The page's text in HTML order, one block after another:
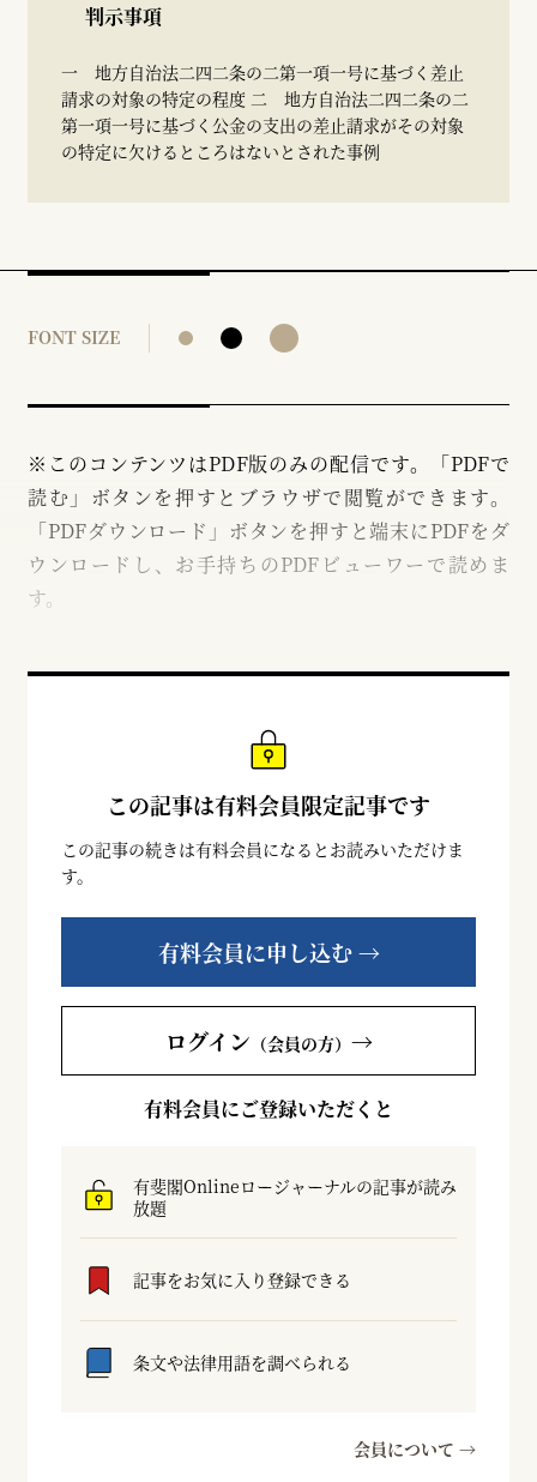
判示事項
一 地方自治法二四二条の二第一項一号に基づく差止
請求の対象の特定の程度 二 地方自治法二四二条の二
第一項一号に基づく公金の支出の差止請求がその対象
の特定に欠けるところはないとされた事例
FONT SIZE
※このコンテンツはPDF版のみの配信です。「PDFで
読む」ボタンを押すとブラウザで閲覧ができます。
「PDFダウンロード」ボタンを押すと端末にPDFをダ
ウンロードし、お手持ちのPDFビューワーで読めま
す。
この記事は有料会員限定記事です
この記事の続きは有料会員になるとお読みいただけま
す。
有料会員に申し込む →
ログイン （会員の方） →
有料会員にご登録いただくと
有斐閣Onlineロージャーナルの記事が読み
放題
記事をお気に入り登録できる
条文や法律用語を調べられる
会員について →